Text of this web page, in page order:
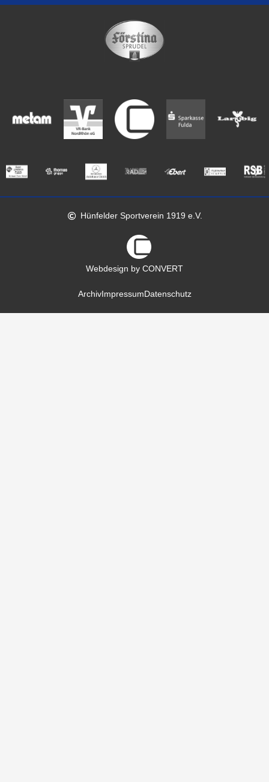
Hünfelder Sportverein 1919 e.V.
Webdesign by CONVERT
ArchivImpressum Datenschutz